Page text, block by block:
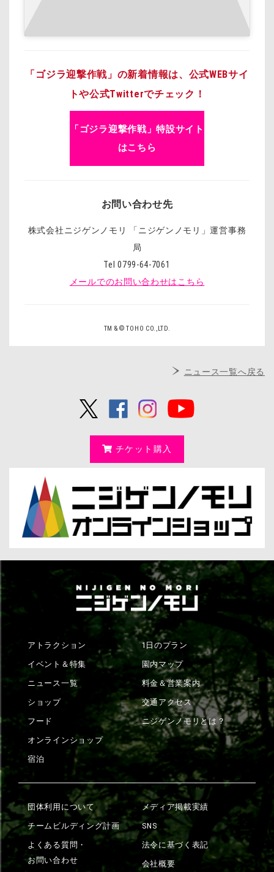
「ゴジラ迎撃作戦」の新着情報は、公式WEBサイ
トや公式Twitterでチェック！
「ゴジラ迎撃作戦」特設サイト
はこちら
お問い合わせ先
株式会社ニジゲンノモリ 「ニジゲンノモリ」運営事務
局
Tel 0799-64-7061
メールでのお問い合わせはこちら
TM & © TOHO CO.,LTD.
ニュース一覧へ戻る
チケット購入
アトラクション
イベント＆特集
ニュース一覧
ショップ
フード
オンラインショップ
宿泊
1日のプラン
園内マップ
料金＆営業案内
交通アクセス
ニジゲンノモリとは？
団体利用について
チームビルディング計画
よくある質問・
お問い合わせ
メディア掲載実績
SNS
法令に基づく表記
会社概要